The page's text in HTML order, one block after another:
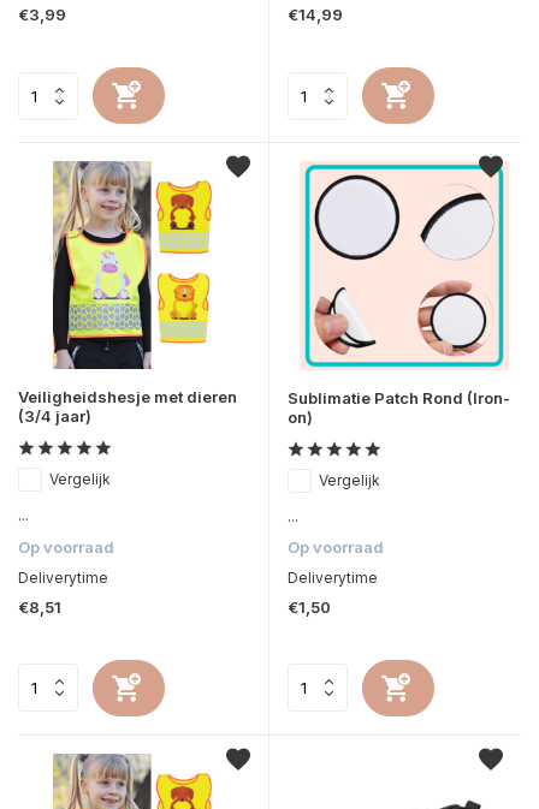
€3,99 €14,99
Veiligheidshesje met dieren
(3/4 jaar)
Vergelijk
...
Op voorraad
Deliverytime
€8,51
Sublimatie Patch Rond (Iron-
on)
Vergelijk
...
Op voorraad
Deliverytime
€1,50